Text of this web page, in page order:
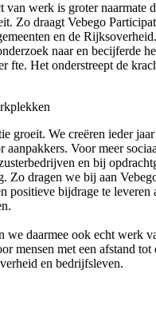
van werk is groter naarmate
Zo draagt Vebego
en de
naar en becijferde
fte. Het onderstreept de
groeit. We creëren ieder
aanpakkers. Voor meer
en bij
Zo dragen we bij aan
positieve bijdrage te leveren
we daarmee ook echt werk
mensen met een afstand tot
en bedrijfsleven.